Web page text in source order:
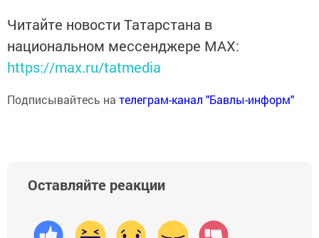
Читайте новости Татарстана в
национальном мессенджере MАХ:
https://max.ru/tatmedia
Подписывайтесь на телеграм-канал "Бавлы-информ"
Оставляйте реакции